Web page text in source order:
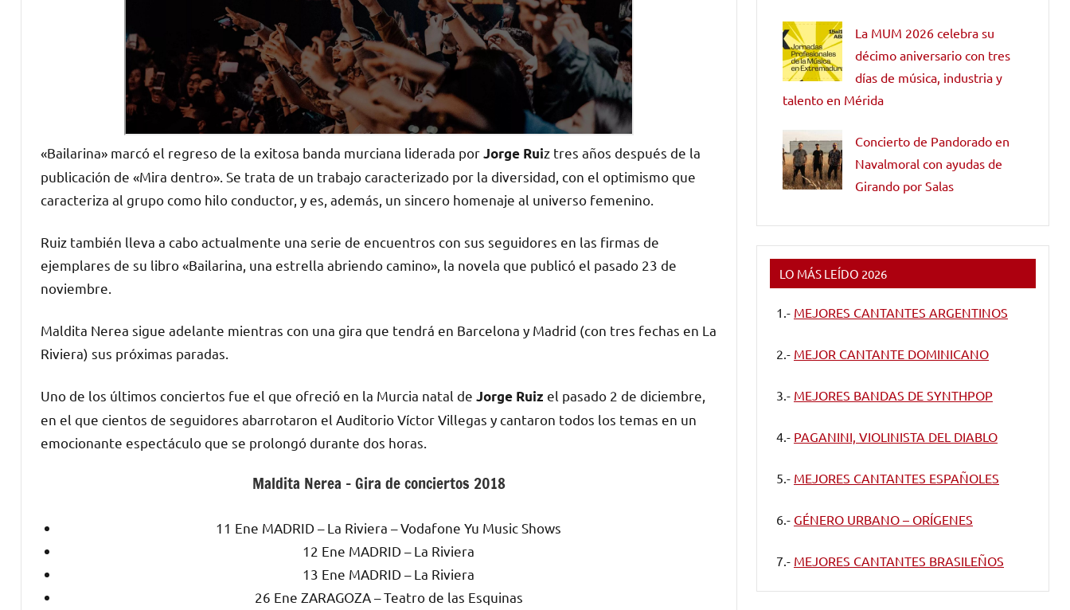
«Bailarina» marcó el regreso de la exitosa banda murciana liderada porJorge Ruiz tres años después de la
publicación de «Mira dentro». Se trata de un trabajo caracterizado por la diversidad, con el optimismo que
caracteriza al grupo como hilo conductor, y es, además, un sincero homenaje al universo femenino.
Ruiz también lleva a cabo actualmente una serie de encuentros con sus seguidores en las firmas de
ejemplares de su libro «Bailarina, una estrella abriendo camino», la novela que publicó el pasado 23 de
noviembre.
Maldita Nerea sigue adelante mientras con una gira que tendrá en Barcelona y Madrid (con tres fechas en La
Riviera) sus próximas paradas.
Uno de los últimos conciertos fue el que ofreció en la Murcia natal de Jorge Ruiz el pasado 2 de diciembre,
en el que cientos de seguidores abarrotaron el Auditorio Víctor Villegas y cantaron todos los temas en un
emocionante espectáculo que se prolongó durante dos horas.
Maldita Nerea – Gira de conciertos 2018
11 Ene MADRID – La Riviera – Vodafone Yu Music Shows
12 Ene MADRID – La Riviera
13 Ene MADRID – La Riviera
26 Ene ZARAGOZA – Teatro de las Esquinas
La MUM 2026 celebra su
décimo aniversario con tres
días de música, industria y
talento en Mérida
Concierto de Pandorado en
Navalmoral con ayudas de
Girando por Salas
LO MÁS LEÍDO 2026
1.- MEJORES CANTANTES ARGENTINOS
2.- MEJOR CANTANTE DOMINICANO
3.- MEJORES BANDAS DE SYNTHPOP
4.- PAGANINI, VIOLINISTA DEL DIABLO
5.- MEJORES CANTANTES ESPAÑOLES
6.- GÉNERO URBANO – ORÍGENES
7.- MEJORES CANTANTES BRASILEÑOS